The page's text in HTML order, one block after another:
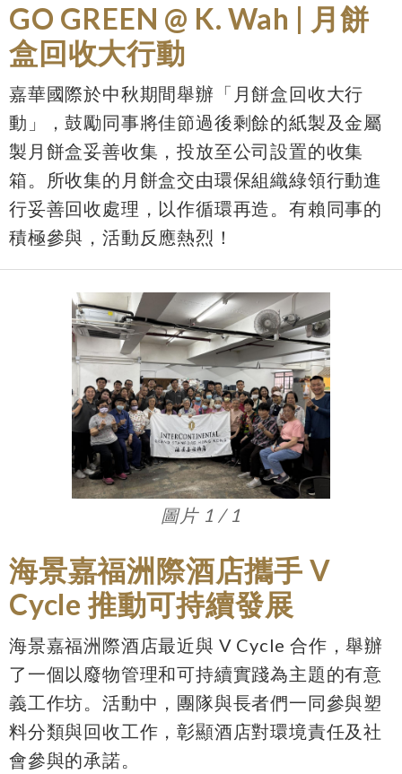
GO GREEN @ K. Wah | 月餅
盒回收大行動
嘉華國際於中秋期間舉辦「月餅盒回收大行
動」，鼓勵同事將佳節過後剩餘的紙製及金屬
製月餅盒妥善收集，投放至公司設置的收集
箱。所收集的月餅盒交由環保組織綠領行動進
行妥善回收處理，以作循環再造。有賴同事的
積極參與，活動反應熱烈！
圖片 1 / 1
海景嘉福洲際酒店攜手 V
Cycle 推動可持續發展
海景嘉福洲際酒店最近與 V Cycle 合作，舉辦
了一個以廢物管理和可持續實踐為主題的有意
義工作坊。活動中，團隊與長者們一同參與塑
料分類與回收工作，彰顯酒店對環境責任及社
會參與的承諾。